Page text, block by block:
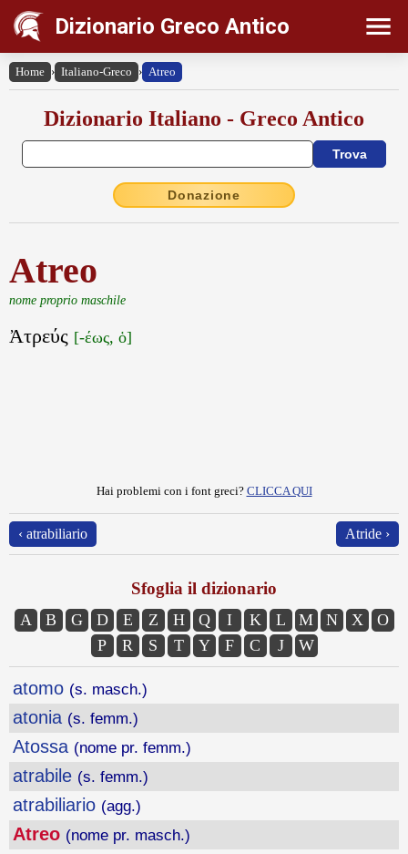
Dizionario Greco Antico
Home › Italiano-Greco › Atreo
Dizionario Italiano - Greco Antico
Donazione
Atreo
nome proprio maschile
Ἀτρεύς [-έως, ὁ]
Hai problemi con i font greci? CLICCA QUI
‹ atrabiliario Atride ›
Sfoglia il dizionario
A B G D E Z H Q I K L M N X
O
P
R S T Y F C J W
atomo (s. masch.)
atonia (s. femm.)
Atossa (nome pr. femm.)
atrabile (s. femm.)
atrabiliario (agg.)
Atreo (nome pr. masch.)